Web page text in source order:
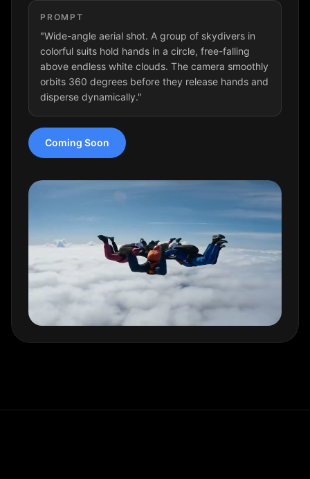
PROMPT
"Wide-angle aerial shot. A group of skydivers in
colorful suits hold hands in a circle, free-falling
above endless white clouds. The camera smoothly
orbits 360 degrees before they release hands and
disperse dynamically."
Coming Soon